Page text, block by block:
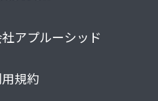
アプルーシッド
規約